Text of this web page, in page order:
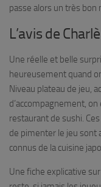
passe alors un très bon
L’avis de
Une réelle et belle
heureusement quand
Niveau plateau de jeu,
d’accompagnement,
restaurant de sushi.
de pimenter le jeu sont
connus de la cuisine
Une fiche explicative